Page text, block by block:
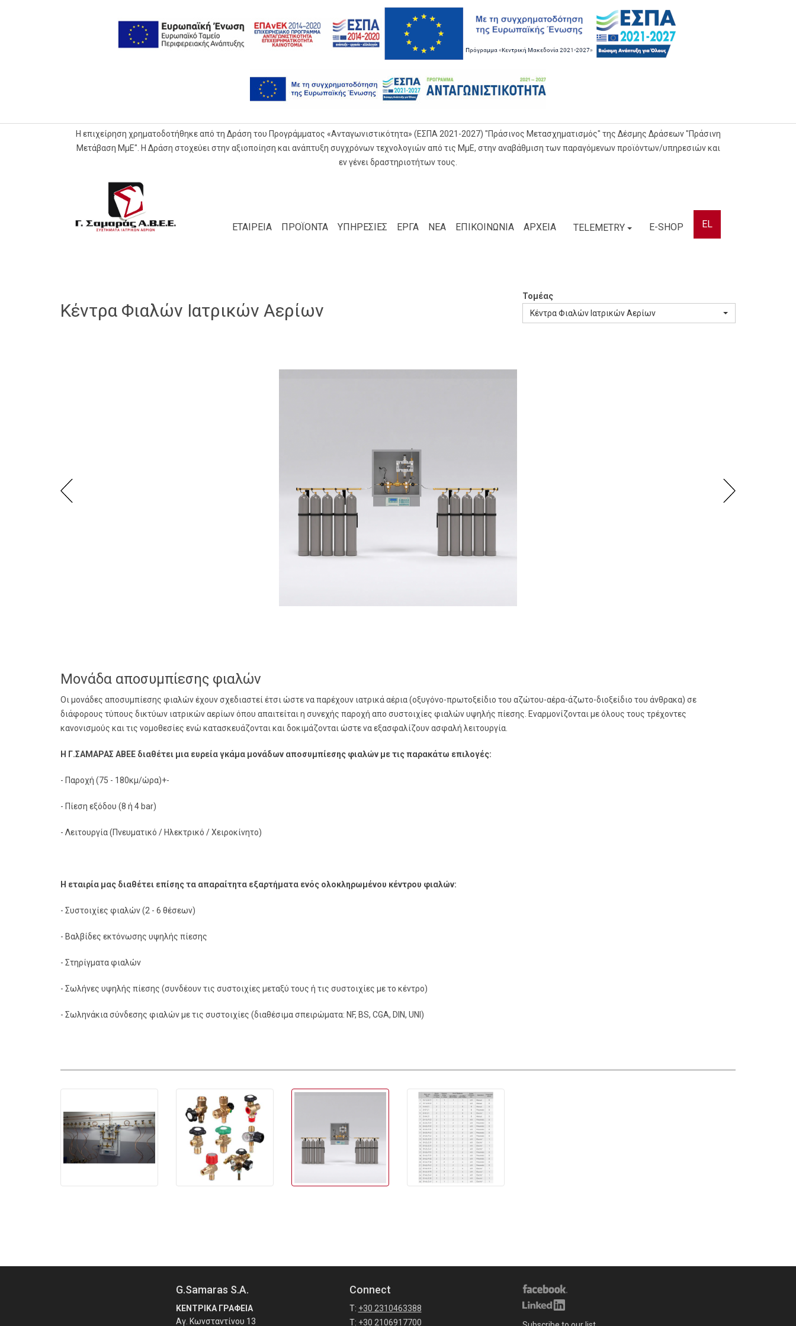
Η επιχείρηση χρηματοδοτήθηκε από τη Δράση του Προγράμματος «Ανταγωνιστικότητα» (ΕΣΠΑ 2021-2027) "Πράσινος Μετασχηματισμός" της Δέσμης Δράσεων "Πράσινη
Μετάβαση ΜμΕ". Η Δράση στοχεύει στην αξιοποίηση και ανάπτυξη συγχρόνων τεχνολογιών από τις ΜμΕ, στην αναβάθμιση των παραγόμενων προϊόντων/υπηρεσιών και
εν γένει δραστηριοτήτων τους.
EL
ΕΤΑΙΡΕΙΑ ΠΡΟΪΟΝΤΑ ΥΠΗΡΕΣΙΕΣ ΕΡΓΑ ΝΕΑ ΕΠΙΚΟΙΝΩΝΙΑ ΑΡΧΕΙΑ TELEMETRY E-SHOP
Τομέας
Κέντρα Φιαλών Ιατρικών Αερίων
Κέντρα Φιαλών Ιατρικών Αερίων
Μονάδα αποσυμπίεσης φιαλών
Οι μονάδες αποσυμπίεσης φιαλών έχουν σχεδιαστεί έτσι ώστε να παρέχουν ιατρικά αέρια (οξυγόνο-πρωτοξείδιο του αζώτου-αέρα-άζωτο-διοξείδιο του άνθρακα) σε
διάφορους τύπους δικτύων ιατρικών αερίων όπου απαιτείται η συνεχής παροχή απο συστοιχίες φιαλών υψηλής πίεσης. Εναρμονίζονται με όλους τους τρέχοντες
κανονισμούς και τις νομοθεσίες ενώ κατασκευάζονται και δοκιμάζονται ώστε να εξασφαλίζουν ασφαλή λειτουργία.
Η Γ.ΣΑΜΑΡΑΣ ΑΒΕΕ διαθέτει μια ευρεία γκάμα μονάδων αποσυμπίεσης φιαλών με τις παρακάτω επιλογές:
- Παροχή (75 - 180κμ/ώρα)+-
- Πίεση εξόδου (8 ή 4 bar)
- Λειτουργία (Πνευματικό / Ηλεκτρικό / Χειροκίνητο)
Η εταιρία μας διαθέτει επίσης τα απαραίτητα εξαρτήματα ενός ολοκληρωμένου κέντρου φιαλών:
- Συστοιχίες φιαλών (2 - 6 θέσεων)
- Βαλβίδες εκτόνωσης υψηλής πίεσης
- Στηρίγματα φιαλών
- Σωλήνες υψηλής πίεσης (συνδέουν τις συστοιχίες μεταξύ τους ή τις συστοιχίες με το κέντρο)
- Σωληνάκια σύνδεσης φιαλών με τις συστοιχίες (διαθέσιμα σπειρώματα: NF, BS, CGA, DIN, UNI)
G.Samaras S.A.
ΚΕΝΤΡΙΚΑ ΓΡΑΦΕΙΑ
Αγ. Κωνσταντίνου 13
Connect
T: +30 2310463388
T: +30 2106917700